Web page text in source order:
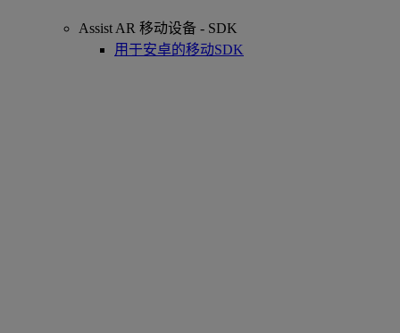
Assist AR 移动设备 - SDK
用于安卓的移动SDK